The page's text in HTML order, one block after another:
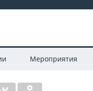
Мероприятия